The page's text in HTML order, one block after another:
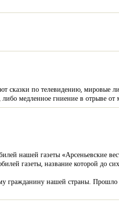
сказки по телевидению, мировые
медленное гниение в отрыве
нашей газеты «Арсеньевские
газеты, название которой до
гражданину нашей страны.